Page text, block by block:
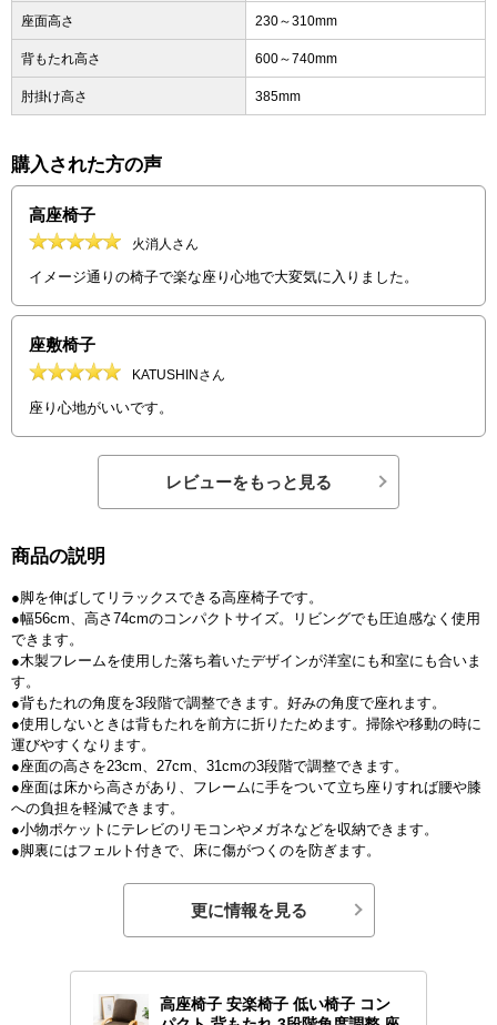
座面高さ 230～310mm
背もたれ高さ 600～740mm
肘掛け高さ 385mm
購入された方の声
高座椅子
火消人さん
イメージ通りの椅子で楽な座り心地で大変気に入りました。
座敷椅子
KATUSHINさん
座り心地がいいです。
レビューをもっと見る
商品の説明
●脚を伸ばしてリラックスできる高座椅子です。
●幅56cm、高さ74cmのコンパクトサイズ。リビングでも圧迫感なく使用
できます。
●木製フレームを使用した落ち着いたデザインが洋室にも和室にも合いま
す。
●背もたれの角度を3段階で調整できます。好みの角度で座れます。
●使用しないときは背もたれを前方に折りたためます。掃除や移動の時に
運びやすくなります。
●座面の高さを23cm、27cm、31cmの3段階で調整できます。
●座面は床から高さがあり、フレームに手をついて立ち座りすれば腰や膝
への負担を軽減できます。
●小物ポケットにテレビのリモコンやメガネなどを収納できます。
●脚裏にはフェルト付きで、床に傷がつくのを防ぎます。
更に情報を見る
高座椅子 安楽椅子 低い椅子 コン